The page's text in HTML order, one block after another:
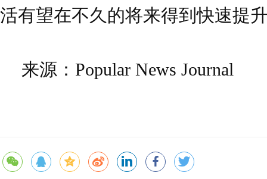
活有望在不久的将来得到快速提
来源：Popular News Journal